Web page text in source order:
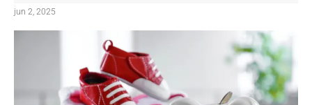
jun 2, 2025